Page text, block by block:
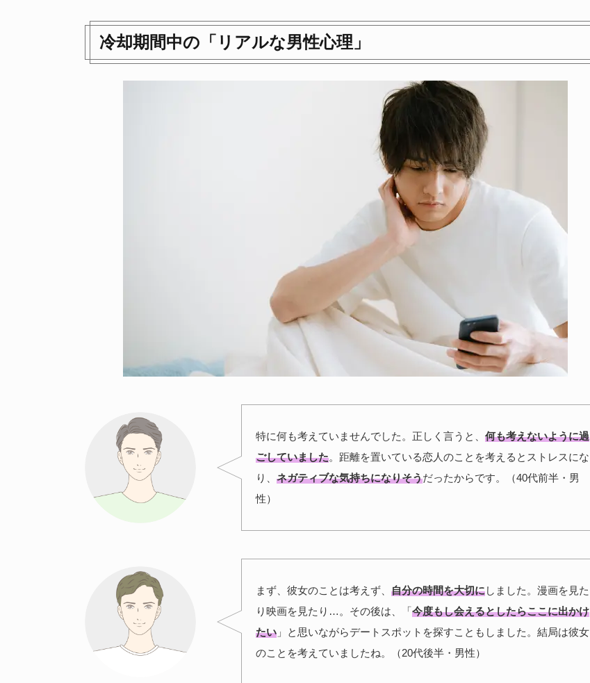
冷却期間中の「リアルな男性心理」
特に何も考えていませんでした。正しく言うと、 何も考えないように過
ごしていました。距離を置いている恋人のことを考えるとストレスにな
り、 ネガティブな気持ちになりそうだったからです。（40代前半・男
性）
まず、彼女のことは考えず、 自分の時間を大切にしました。漫画を見た
り映画を見たり…。その後は、「今度もし会えるとしたらここに出かけ
たい 」と思いながらデートスポットを探すこともしました。結局は彼女
のことを考えていましたね。（20代後半・男性）